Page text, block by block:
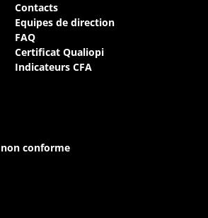
Contacts
Equipes de direction
FAQ
Certificat Qualiopi
Indicateurs CFA
conforme